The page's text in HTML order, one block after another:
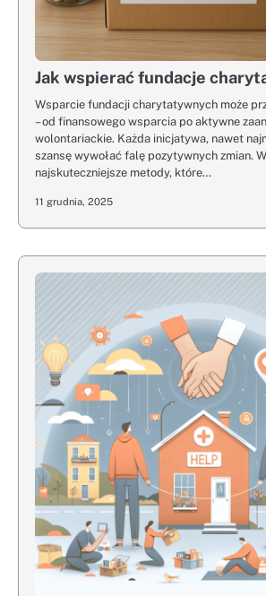
Jak wspierać fundacje
Wsparcie fundacji charytatywnych może
– od finansowego wsparcia po aktywne
wolontariackie. Każda inicjatywa, nawet
szansę wywołać falę pozytywnych zmian.
najskuteczniejsze metody, które…
11 grudnia, 2025